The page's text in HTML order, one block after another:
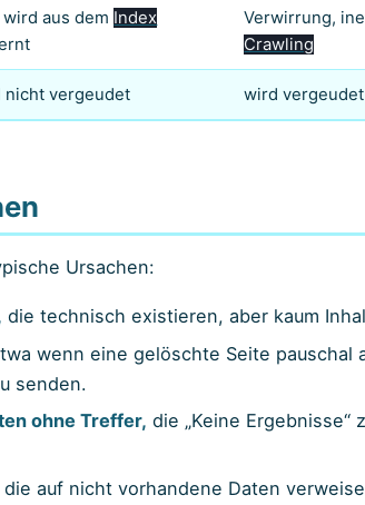
wird aus dem Index
Verwirrung,
Crawling
nicht vergeudet wird vergeudet
Ursachen:
die technisch existieren, aber kaum
wenn eine gelöschte Seite pauschal
senden.
ohne Treffer, die „Keine Ergebnisse“
die auf nicht vorhandene Daten